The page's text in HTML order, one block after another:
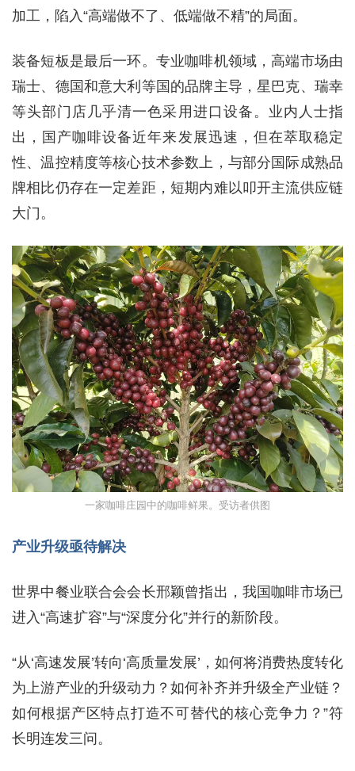
加工，陷入“高端做不了、低端做不精”的局面。
装备短板是最后一环。专业咖啡机领域，高端市场由
瑞士、德国和意大利等国的品牌主导，星巴克、瑞幸
等头部门店几乎清一色采用进口设备。业内人士指
出，国产咖啡设备近年来发展迅速，但在萃取稳定
性、温控精度等核心技术参数上，与部分国际成熟品
牌相比仍存在一定差距，短期内难以叩开主流供应链
大门。
一家咖啡庄园中的咖啡鲜果。受访者供图
产业升级亟待解决
世界中餐业联合会会长邢颖曾指出，我国咖啡市场已
进入“高速扩容”与“深度分化”并行的新阶段。
“从‘高速发展’转向‘高质量发展’，如何将消费热度转化
为上游产业的升级动力？如何补齐并升级全产业链？
如何根据产区特点打造不可替代的核心竞争力？”符
长明连发三问。